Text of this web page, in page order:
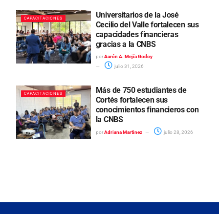
CAPACITACIONES
Universitarios de la José
Cecilio del Valle fortalecen sus
capacidades financieras
gracias a la CNBS
por Aarón A. Mejía Godoy
julio 31, 2026
CAPACITACIONES
Más de 750 estudiantes de
Cortés fortalecen sus
conocimientos financieros con
la CNBS
por Adriana Martinez julio 28, 2026